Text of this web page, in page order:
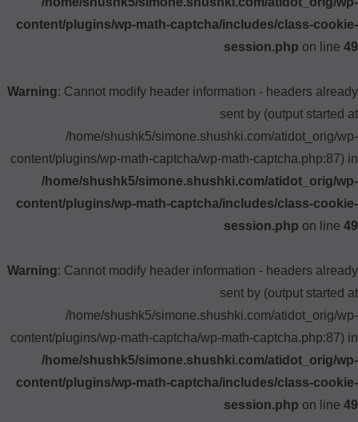
content/plugins/wp-math-captcha/includes/class-cookie-
session.php on line 49
Warning: Cannot modify header information - headers already
sent by (output started at
/home/shushk5/simone.shushki.com/atidot_orig/wp-
content/plugins/wp-math-captcha/wp-math-captcha.php:87) in
/home/shushk5/simone.shushki.com/atidot_orig/wp-
content/plugins/wp-math-captcha/includes/class-cookie-
session.php on line 49
Warning: Cannot modify header information - headers already
sent by (output started at
/home/shushk5/simone.shushki.com/atidot_orig/wp-
content/plugins/wp-math-captcha/wp-math-captcha.php:87) in
/home/shushk5/simone.shushki.com/atidot_orig/wp-
content/plugins/wp-math-captcha/includes/class-cookie-
session.php on line 49